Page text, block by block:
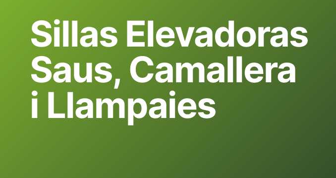
Sillas Elevadoras
Saus, Camallera
i Llampaies